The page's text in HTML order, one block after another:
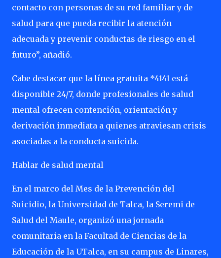
contacto con personas de su red familiar y de
salud para que pueda recibir la atención
adecuada y prevenir conductas de riesgo en el
futuro”, añadió.
Cabe destacar que la línea gratuita *4141 está
disponible 24/7, donde profesionales de salud
mental ofrecen contención, orientación y
derivación inmediata a quienes atraviesan crisis
asociadas a la conducta suicida.
Hablar de salud mental
En el marco del Mes de la Prevención del
Suicidio, la Universidad de Talca, la Seremi de
Salud del Maule, organizó una jornada
comunitaria en la Facultad de Ciencias de la
Educación de la UTalca, en su campus de Linares,